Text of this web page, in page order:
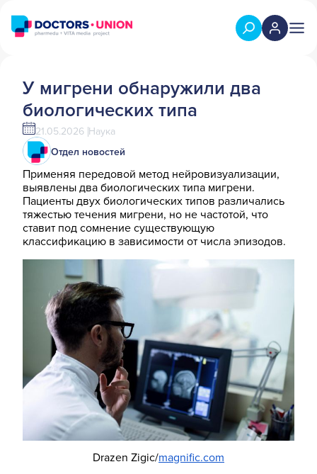
У мигрени обнаружили два
биологических типа
21.05.2026 Наука
Отдел новостей
Применяя передовой метод нейровизуализации,
выявлены два биологических типа мигрени.
Пациенты двух биологических типов различались
тяжестью течения мигрени, но не частотой, что
ставит под сомнение существующую
классификацию в зависимости от числа эпизодов.
Drazen Zigic/magnific.com